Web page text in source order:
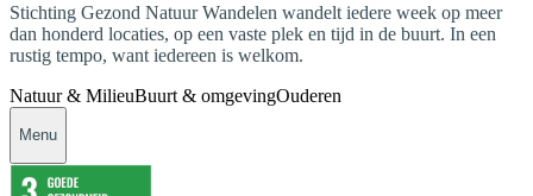
Stichting Gezond Natuur Wandelen wandelt iedere week op meer
dan honderd locaties, op een vaste plek en tijd in de buurt. In een
rustig tempo, want iedereen is welkom.
Natuur & MilieuBuurt & omgevingOuderen
Menu